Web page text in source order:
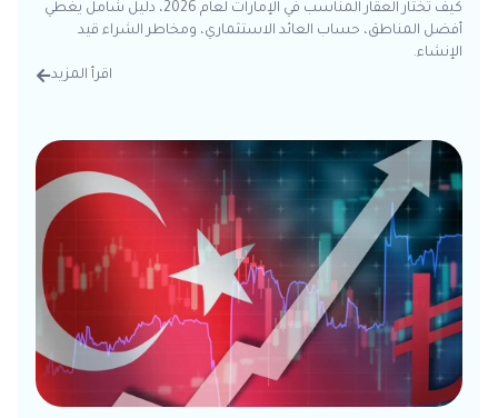
كيف تختار العقار المناسب في الإمارات لعام 2026، دليل شامل يغطي
أفضل المناطق، حساب العائد الاستثماري، ومخاطر الشراء قيد
الإنشاء.
اقرأ المزيد